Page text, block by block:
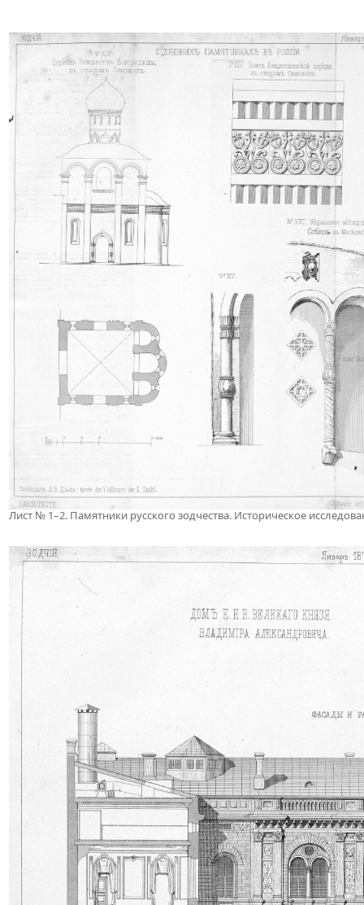
Лист № 1–2. Памятники русского зодчества. Историческое